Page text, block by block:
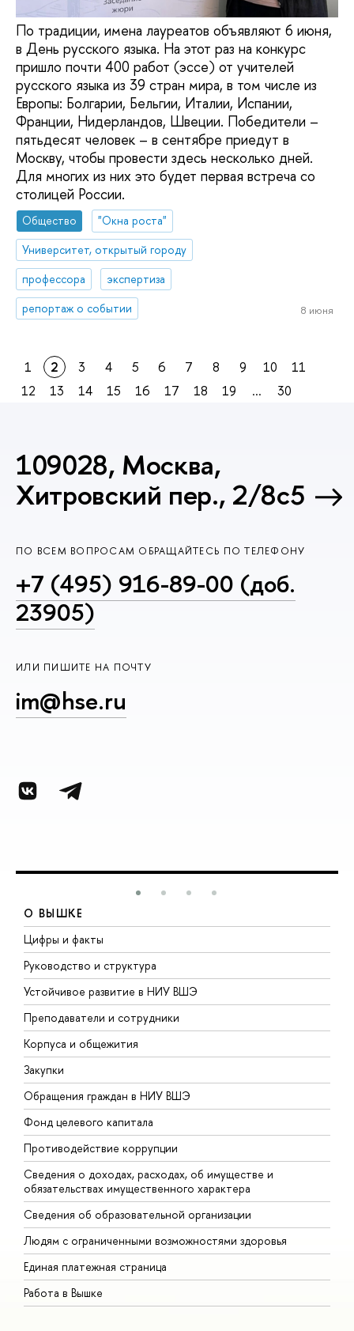
По традиции, имена лауреатов объявляют 6 июня,
в День русского языка. На этот раз на конкурс
пришло почти 400 работ (эссе) от учителей
русского языка из 39 стран мира, в том числе из
Европы: Болгарии, Бельгии, Италии, Испании,
Франции, Нидерландов, Швеции. Победители –
пятьдесят человек – в сентябре приедут в
Москву, чтобы провести здесь несколько дней.
Для многих из них это будет первая встреча со
столицей России.
Общество
"Окна роста"
Университет, открытый городу
профессора
экспертиза
репортаж о событии
8 июня
1 2 3 4 5 6 7 8 9 10
11
12
13 14 15 16 17 18 19 ... 30
109028, Москва,
Хитровский пер., 2/8с5
ПО ВСЕМ ВОПРОСАМ ОБРАЩАЙТЕСЬ ПО ТЕЛЕФОНУ
+7 (495) 916-89-00 (доб.
23905)
ИЛИ ПИШИТЕ НА ПОЧТУ
im@hse.ru
О ВЫШКЕ
Цифры и факты
Руководство и структура
Устойчивое развитие в НИУ ВШЭ
Преподаватели и сотрудники
Корпуса и общежития
Закупки
Обращения граждан в НИУ ВШЭ
Фонд целевого капитала
Противодействие коррупции
Сведения о доходах, расходах, об имуществе и
обязательствах имущественного характера
Сведения об образовательной организации
Людям с ограниченными возможностями здоровья
Единая платежная страница
Работа в Вышке